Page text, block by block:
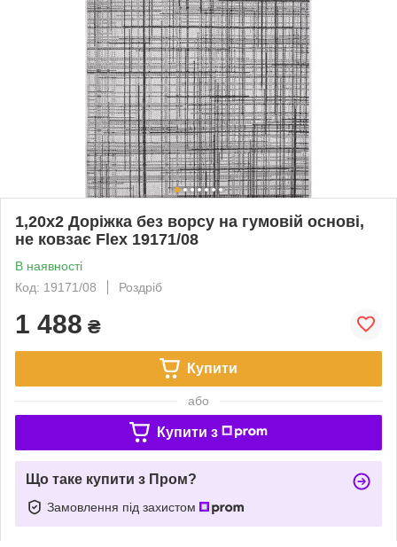
1,20х2 Доріжка без ворсу на гумовій основі,
не ковзає Flex 19171/08
В наявності
Код: 19171/08
Роздріб
1 488 ₴
Купити
або
Купити з
Що таке купити з Пром?
Замовлення під захистом